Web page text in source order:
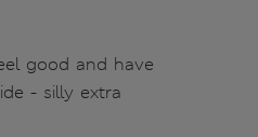
good and have
- silly extra